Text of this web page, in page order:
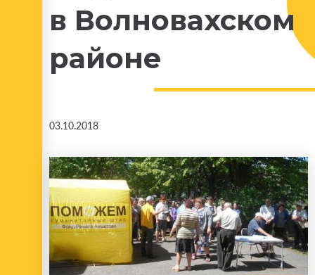
в Волновахском
районе
03.10.2018